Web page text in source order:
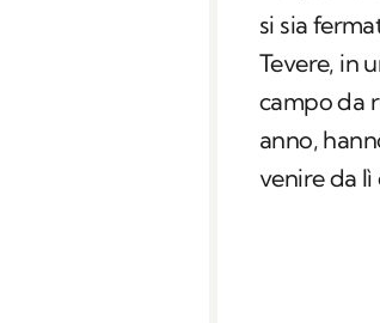
si sia
Tevere, in
campo da
anno,
venire da